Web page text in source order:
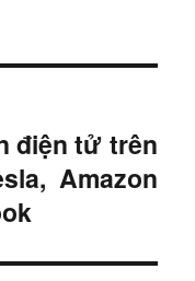
điện tử trên
Amazon